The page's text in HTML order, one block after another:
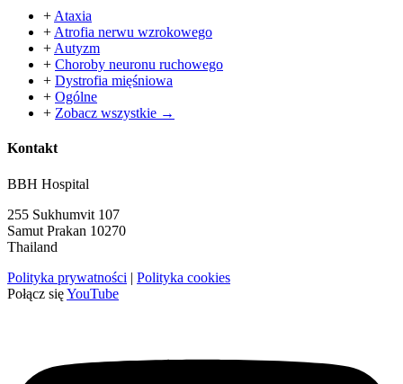
+ Ataxia
+ Atrofia nerwu wzrokowego
+ Autyzm
+ Choroby neuronu ruchowego
+ Dystrofia mięśniowa
+ Ogólne
+ Zobacz wszystkie →
Kontakt
BBH Hospital
255 Sukhumvit 107
Samut Prakan 10270
Thailand
Polityka prywatności | Polityka cookies
Połącz sięYouTube